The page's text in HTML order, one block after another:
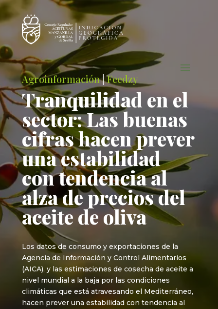
Agroinformación|Feedzy
Tranquilidad en el
sector: Las buenas
cifras hacen prever
una estabilidad
con tendencia al
alza de precios del
aceite de oliva
Los datos de consumo y exportaciones de la
Agencia de Información y Control Alimentarios
(AICA), y las estimaciones de cosecha de aceite a
nivel mundial a la baja por las condiciones
climáticas que está atravesando el Mediterráneo,
hacen prever una estabilidad con tendencia al